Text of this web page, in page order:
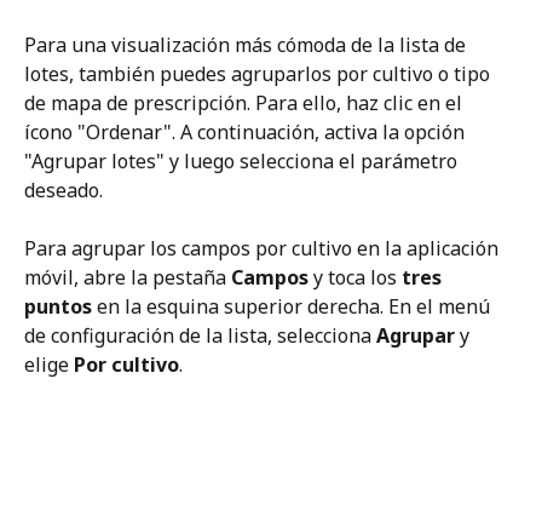
Para una visualización más cómoda de la lista de
lotes, también puedes agruparlos por cultivo o tipo
de mapa de prescripción. Para ello, haz clic en el
ícono "Ordenar". A continuación, activa la opción
"Agrupar lotes" y luego selecciona el parámetro
deseado.
Para agrupar los campos por cultivo en la aplicación
móvil, abre la pestaña Campos y toca los tres
puntos en la esquina superior derecha. En el menú
de configuración de la lista, selecciona Agrupar y
elige Por cultivo.